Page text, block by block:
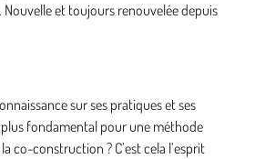
Nouvelle et toujours renouvelée depuis
sur ses pratiques et ses
fondamental pour une méthode
co-construction ? C’est cela l’esprit